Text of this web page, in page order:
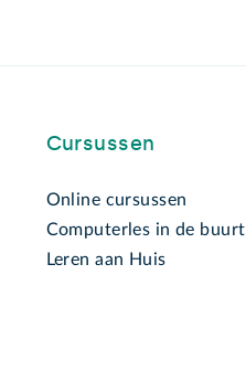
Cursussen
Online cursussen
Computerles in de buurt
Leren aan Huis